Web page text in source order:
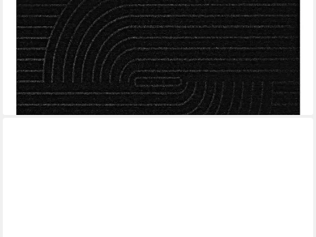
Rechteckig, Höhe: 6 mm, Saugfähige Schmutzfangmatte
Eingang,Waschbar & Abriebfest
ab 8,99 €
UVP24,99 €
-64%
lieferbar - in 4-5 Werktagen bei dir